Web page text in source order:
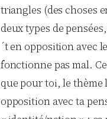
triangles (des choses
deux types de
´t en opposition avec
fonctionne pas mal.
que pour toi, le thème
opposition avec ta